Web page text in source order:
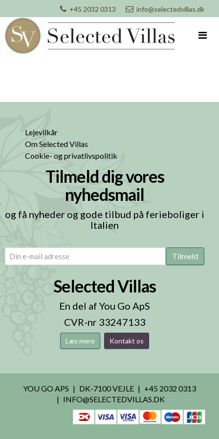
+45 2032 0313 info@selectedvillas.dk
Lejevilkår
Om Selected Villas
Cookie- og privatlivspolitik
Tilmeld dig vores
nyhedsmail
og få nyheder og gode tilbud på ferieboliger i
Italien
email (Påkrævet) Tilmeld
Selected Villas
En del af You Go ApS
CVR-nr 33247133
Læs mere Kontakt os
YOU GO APS DK-7100 VEJLE
+45 2032 0313
INFO@SELECTEDVILLAS.DK